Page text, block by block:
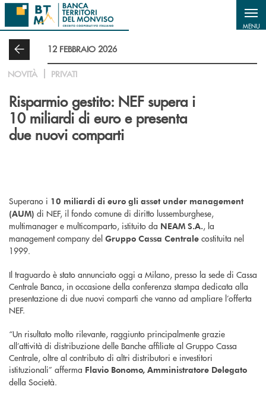
Salta al contenuto principale
MENU
12 FEBBRAIO 2026
NOVITÀ PRIVATI
Risparmio gestito: NEF supera i
10 miliardi di euro e presenta
due nuovi comparti
Superano i 10 miliardi di euro gli asset under management
(AUM) di NEF, il fondo comune di diritto lussemburghese,
multimanager e multicomparto, istituito da NEAM S.A., la
management company del Gruppo Cassa Centrale costituita nel
1999.
Il traguardo è stato annunciato oggi a Milano, presso la sede di Cassa
Centrale Banca, in occasione della conferenza stampa dedicata alla
presentazione di due nuovi comparti che vanno ad ampliare l’offerta
NEF.
“Un risultato molto rilevante, raggiunto principalmente grazie
all’attività di distribuzione delle Banche affiliate al Gruppo Cassa
Centrale, oltre al contributo di altri distributori e investitori
istituzionali” afferma Flavio Bonomo, Amministratore Delegato
della Società.